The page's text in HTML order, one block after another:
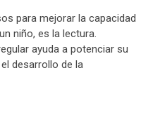
para mejorar la capacidad
niño, es la lectura.
ayuda a potenciar su
desarrollo de la